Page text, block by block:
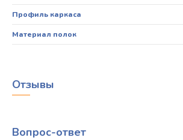
Профиль каркаса
Материал полок
Отзывы
Вопрос-ответ